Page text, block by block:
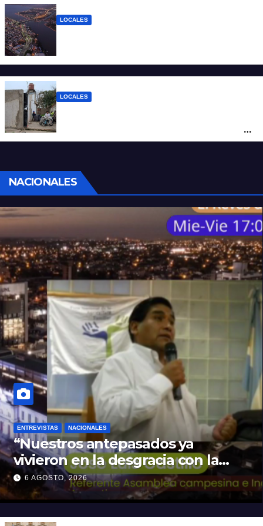
LOCALES
LOCALES
por la Justicia
NACIONALES
ENTREVISTAS NACIONALES
“Nuestros antepasados ya
vivieron en la desgracia con la
Forestal algo que quizás se
repita”
6 AGOSTO, 2026